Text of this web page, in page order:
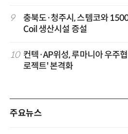
9
충북도·청주시, 스템코와
Coil 생산시설 증설
10 컨텍·AP위성, 루마니아 우주
로젝트' 본격화
주요뉴스